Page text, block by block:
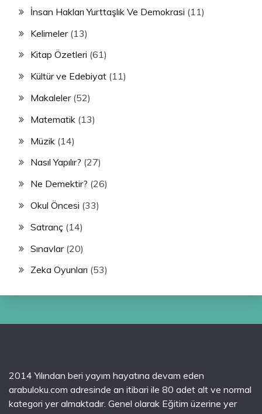
İnsan Hakları Yurttaşlık Ve Demokrasi (11)
Kelimeler(13)
Kitap Özetleri (61)
Kültür ve Edebiyat (11)
Makaleler(52)
Matematik (13)
Müzik (14)
Nasıl Yapılır? (27)
Ne Demektir? (26)
Okul Öncesi (33)
Satranç (14)
Sınavlar(20)
Zeka Oyunları (53)
2014 Yılından beri yayım hayatına devam eden
arabuloku.com adresinde an itibari ile 80 adet alt ve normal
kategori yer almaktadır. Genel olarak Eğitim üzerine yer